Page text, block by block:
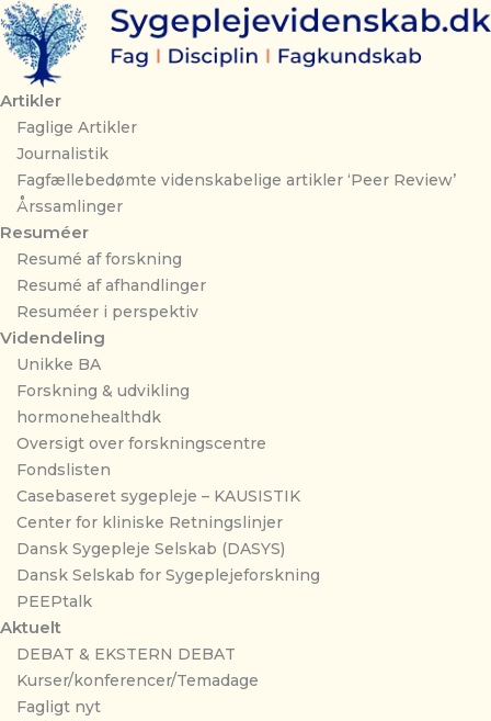
Gå
til
indholdet
Artikler
Faglige Artikler
Journalistik
Fagfællebedømte videnskabelige artikler ‘Peer Review’
Årssamlinger
Resuméer
Resumé af forskning
Resumé af afhandlinger
Resuméer i perspektiv
Videndeling
Unikke BA
Forskning & udvikling
hormonehealthdk
Oversigt over forskningscentre
Fondslisten
Casebaseret sygepleje – KAUSISTIK
Center for kliniske Retningslinjer
Dansk Sygepleje Selskab (DASYS)
Dansk Selskab for Sygeplejeforskning
PEEPtalk
Aktuelt
DEBAT & EKSTERN DEBAT
Kurser/konferencer/Temadage
Fagligt nyt